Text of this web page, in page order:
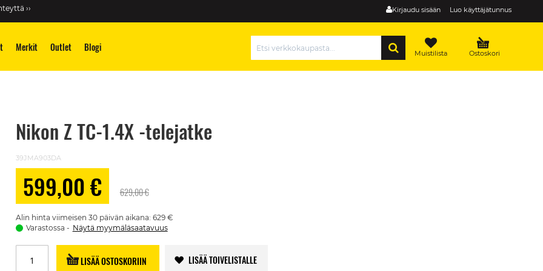
Kirjaudu sisään Luo käyttäjätunnus
››
Merkit Outlet Blogi Ostoskori
Muistilista
Nikon Z TC-1.4X -telejatke
39JMA903DA
Alennushinta
599,00 € 629,00 €
Alin hinta viimeisen 30 päivän aikana: 629 €
Varastossa
Näytä myymäläsaatavuus
LISÄÄ OSTOSKORIIN LISÄÄ TOIVELISTALLE